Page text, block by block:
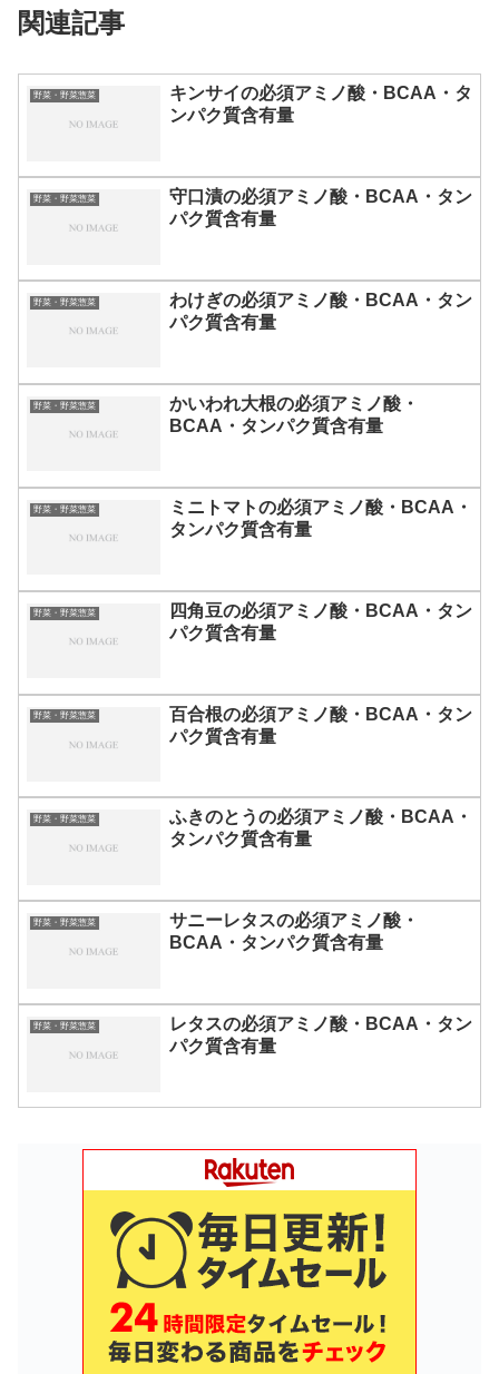
関連記事
野菜・野菜惣菜
キンサイの必須アミノ酸・BCAA・タ
ンパク質含有量
野菜・野菜惣菜
守口漬の必須アミノ酸・BCAA・タン
パク質含有量
野菜・野菜惣菜
わけぎの必須アミノ酸・BCAA・タン
パク質含有量
野菜・野菜惣菜
かいわれ大根の必須アミノ酸・
BCAA・タンパク質含有量
野菜・野菜惣菜
ミニトマトの必須アミノ酸・BCAA・
タンパク質含有量
野菜・野菜惣菜
四角豆の必須アミノ酸・BCAA・タン
パク質含有量
野菜・野菜惣菜
百合根の必須アミノ酸・BCAA・タン
パク質含有量
野菜・野菜惣菜
ふきのとうの必須アミノ酸・BCAA・
タンパク質含有量
野菜・野菜惣菜
サニーレタスの必須アミノ酸・
BCAA・タンパク質含有量
野菜・野菜惣菜
レタスの必須アミノ酸・BCAA・タン
パク質含有量